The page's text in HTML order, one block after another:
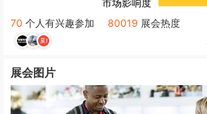
70 个人有兴趣参加 80019 展会热度
展会图片